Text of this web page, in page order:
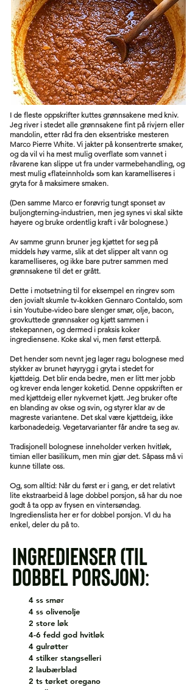
I de fleste oppskrifter kuttes grønnsakene med kniv.
Jeg river i stedet alle grønnsakene fint på rivjern eller
mandolin, etter råd fra den eksentriske mesteren
Marco Pierre White. Vi jakter på konsentrerte smaker,
og da vil vi ha mest mulig overflate som vannet i
råvarene kan slippe ut fra under varmebehandling, og
mest mulig «flateinnhold» som kan karamelliseres i
gryta for å maksimere smaken.
(Den samme Marco er forøvrig tungt sponset av
buljongterning-industrien, men jeg synes vi skal sikte
høyere og bruke ordentlig kraft i vår bolognese.)
Av samme grunn bruner jeg kjøttet for seg på
middels høy varme, slik at det slipper alt vann og
karamelliseres, og ikke bare putrer sammen med
grønnsakene til det er grått.
Dette i motsetning til for eksempel en ringrev som
den jovialt skumle tv-kokken Gennaro Contaldo, som
i sin Youtube-video bare slenger smør, olje, bacon,
grovkuttede grønnsaker og kjøtt sammen i
stekepannen, og dermed i praksis koker
ingrediensene. Koke skal vi, men først etterpå.
Det hender som nevnt jeg lager ragu bolognese med
stykker av brunet høyrygg i gryta i stedet for
kjøttdeig. Det blir enda bedre, men er litt mer jobb
og krever enda lenger koketid. Denne oppskriften er
med kjøttdeig eller nykvernet kjøtt. Jeg bruker ofte
en blanding av okse og svin, og styrer klar av de
magreste variantene. Det skal være kjøttdeig, ikke
karbonadedeig. Vegetarvarianter får andre ta seg av.
Tradisjonell bolognese inneholder verken hvitløk,
timian eller basilikum, men min gjør det. Såpass må vi
kunne tillate oss.
Og, som alltid: Når du først er i gang, er det relativt
lite ekstraarbeid å lage dobbel porsjon, så har du noe
godt å ta opp av frysen en vintersøndag.
Ingredienslista her er for dobbel porsjon. Vl du ha
enkel, deler du på to.
Ingredienser (til
dobbel porsjon):
4 ss smør
4 ss olivenolje
2 store løk
4-6 fedd god hvitløk
4 gulrøtter
4 stilker stangselleri
2 laubærblad
2 ts tørket oregano